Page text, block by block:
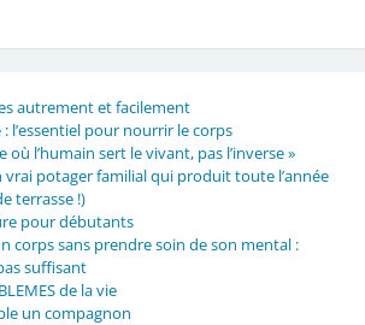
autrement et facilement
l’essentiel pour nourrir le corps
où l’humain sert le vivant, pas l’inverse »
potager familial qui produit toute l’année
terrasse !)
pour débutants
corps sans prendre soin de son mental :
suffisant
de la vie
un compagnon